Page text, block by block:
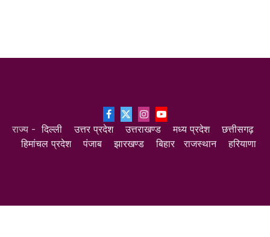
Facebook
X
(Twitter)
InstagramYouTube
राज्य -दिल्ली उत्तर प्रदेश उत्तराखण्ड मध्य प्रदेश
छत्तीसगढ़
हिमांचल प्रदेश
पंजाब झारखण्ड बिहार राजस्थान हरियाणा